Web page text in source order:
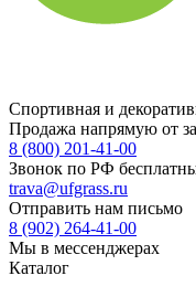
Спортивная и
Продажа напрямую от
8 (800) 201-41-00
Звонок по РФ
trava@ufgrass.ru
Отправить нам письмо
8 (902) 264-41-00
Мы в мессенджерах
Каталог